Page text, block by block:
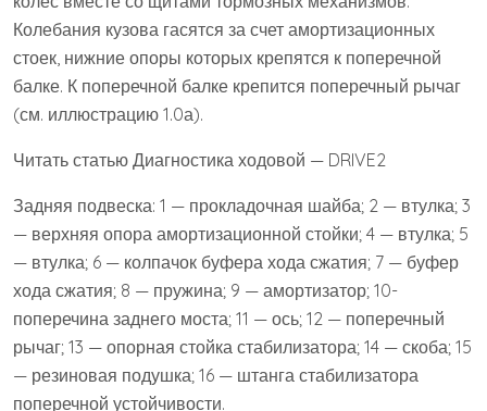
Колебания кузова гасятся за счет амортизационных
стоек, нижние опоры которых крепятся к поперечной
балке. К поперечной балке крепится поперечный рычаг
(см. иллюстрацию 1.0а).
Читать статью Диагностика ходовой — DRIVE2
Задняя подвеска: 1 — прокладочная шайба; 2 — втулка; 3
— верхняя опора амортизационной стойки; 4 — втулка; 5
— втулка; 6 — колпачок буфера хода сжатия; 7 — буфер
хода сжатия; 8 — пружина; 9 — амортизатор; 10-
поперечина заднего моста; 11 — ось; 12 — поперечный
рычаг; 13 — опорная стойка стабилизатора; 14 — скоба; 15
— резиновая подушка; 16 — штанга стабилизатора
поперечной устойчивости.